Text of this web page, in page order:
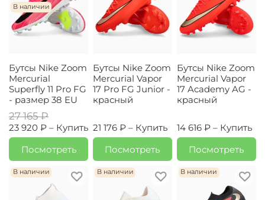
В наличии
Бутсы Nike Zoom
Mercurial
Superfly 11 Pro FG
- размер 38 EU
27 165 ₽
23 920 ₽ – Купить
Посмотреть
Бутсы Nike Zoom
Mercurial Vapor
17 Pro FG Junior -
красный
21 176 ₽ – Купить
Посмотреть
Бутсы Nike Zoom
Mercurial Vapor
17 Academy AG -
красный
14 616 ₽ – Купить
Посмотреть
В наличии В наличии В наличии